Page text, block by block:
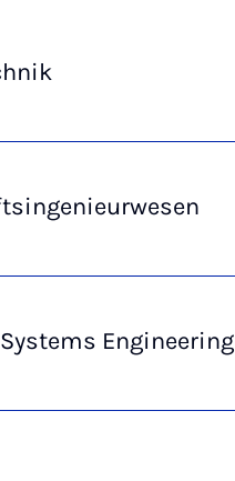
Engineering